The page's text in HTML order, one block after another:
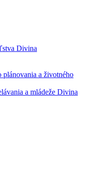
Divina
plánovania a životného
a mládeže Divina